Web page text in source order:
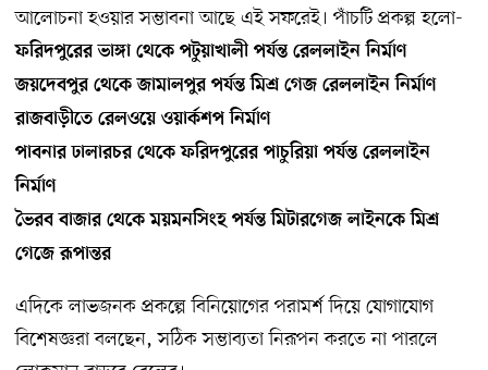
আলোচনা হওয়ার সম্ভাবনা আছে এই সফরেই। পাঁচটি প্রকল্প হলো-
ফরিদপুরের ভাঙ্গা থেকে পটুয়াখালী পর্যন্ত রেললাইন নির্মাণ
জয়দেবপুর থেকে জামালপুর পর্যন্ত মিশ্র গেজ রেললাইন নির্মাণ
রাজবাড়ীতে রেলওয়ে ওয়ার্কশপ নির্মাণ
পাবনার ঢালারচর থেকে ফরিদপুরের পাচুরিয়া পর্যন্ত রেললাইন
নির্মাণ
ভৈরব বাজার থেকে ময়মনসিংহ পর্যন্ত মিটারগেজ লাইনকে মিশ্র
গেজে রূপান্তর
এদিকে লাভজনক প্রকল্পে বিনিয়োগের পরামর্শ দিয়ে যোগাযোগ
বিশেষজ্ঞরা বলছেন, সঠিক সম্ভাব্যতা নিরূপন করতে না পারলে